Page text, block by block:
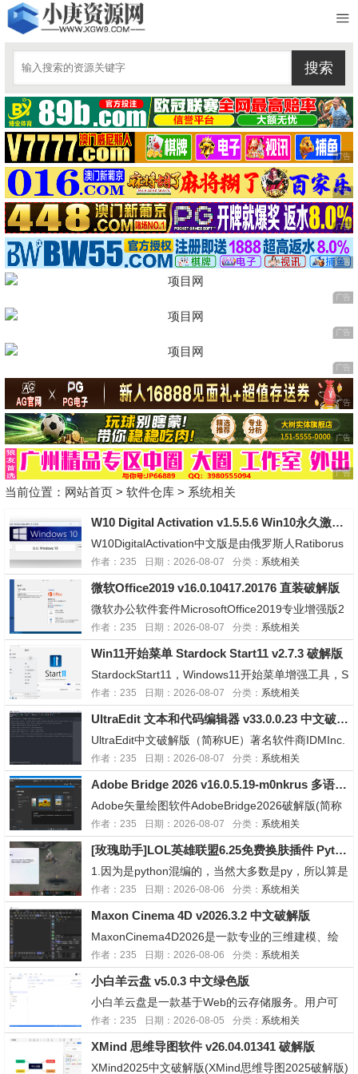
当前位置： 网站首页 > 软件仓库 > 系统相关
W10 Digital Activation v1.5.5.6 Win10永久激活工具
W10DigitalActivation中文版是由俄罗斯人Ratiborus
制作的一款Windows10永久激活工具，这款Win10
永久激活工具主要采用HWID(Windows10数字许可
永久激活)和KMS38模式(激活有效...
作者：235 日期：2026-08-07 分类： 系统相关
微软Office2019 v16.0.10417.20176 直装破解版
微软办公软件套件MicrosoftOffice2019专业增强版2
026年05月批量许可版更新推送.微软office专业增强
版2019正式版2018年10月份推出,主要为多人跨平台
办公与团队协作打造.Office2019整合对过去...
作者：235 日期：2026-08-07 分类： 系统相关
Win11开始菜单 Stardock Start11 v2.7.3 破解版
StardockStart11，Windows11开始菜单增强工具，S
tart8/Start10/Start11系列产品是一款Win8/Win10/Wi
n11开始菜单恢复工具，在任务栏上添加开始按钮，
为Windows8、Wind...
作者：235 日期：2026-08-07 分类： 系统相关
UltraEdit 文本和代码编辑器 v33.0.0.23 中文破解版
UltraEdit中文破解版（简称UE）著名软件商IDMInc.
开发，专业文本编辑/十六进制编辑器。UltraEdit是
世界上领先的，功能强大的，极具价值的文本编辑
器、十六进制编辑器、HTML编辑器、PHP编辑器、
Javascri...
作者：235 日期：2026-08-07 分类： 系统相关
Adobe Bridge 2026 v16.0.5.19-m0nkrus 多语言破解版
Adobe矢量绘图软件AdobeBridge2026破解版(简称
BR2026)是一款数字资产管理软件的专业图像管理软
件.AdobeBridge2026中文破解版是一款图像查看器
可以管理相册,编辑图片元数据,操作图像及运行...
作者：235 日期：2026-08-07 分类： 系统相关
[玫瑰助手]LOL英雄联盟6.25免费换肤插件 Python版
1.因为是python混编的，当然大多数是py，所以算是
半开源，你牛你来二改2.6/25刚刚更新，只包这一个
版本，未来发不发看缘分3.UI画了1周，老自信了4.
马上上带专，玩玩别的项目5.我是女的⭐️不收徒纯炫
技⭐️玫瑰王子 2...
作者：235 日期：2026-08-06 分类： 系统相关
Maxon Cinema 4D v2026.3.2 中文破解版
MaxonCinema4D2026是一款专业的三维建模、绘
画、渲染和动画软件。世界各地的用户依赖使用Cin
ema4D创建尖端的三维动画、建筑和产品可视化、
视频游戏图形、插图等。Cinema4D2026引入了一
些最需要的功...
作者：235 日期：2026-08-06 分类： 系统相关
小白羊云盘 v5.0.3 中文绿色版
小白羊云盘是一款基于Web的云存储服务。用户可
以在小白羊云盘上上传、下载、管理和分享各种类型
的文件，包括文档、音频、视频和图片等。小白羊云
盘界面美观简洁，速度快、稳定性好，数据和资料安
全有保障，得到了广泛的用户支持和好评。软件功能
作者：235 日期：2026-08-05 分类： 系统相关
XMind 思维导图软件 v26.04.01341 破解版
XMind2025中文破解版(XMind思维导图2025破解版)